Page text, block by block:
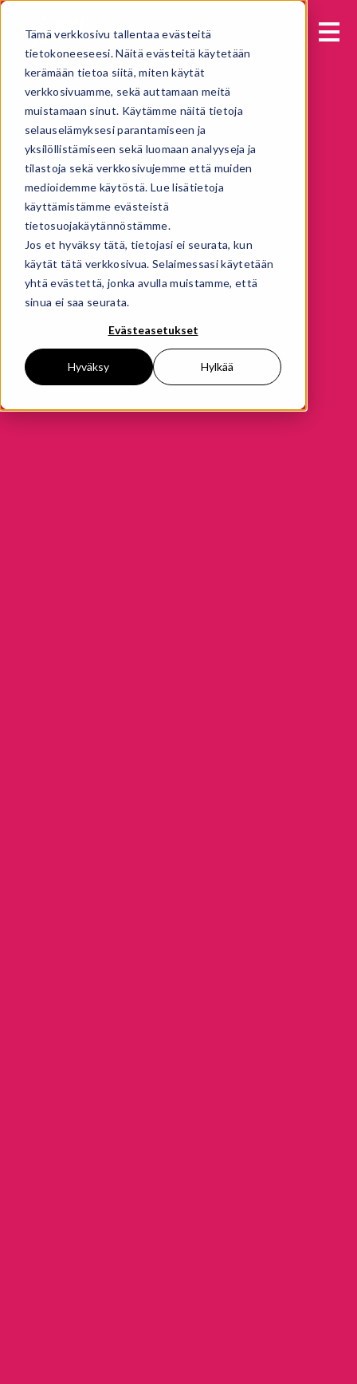
Tämä verkkosivu tallentaa evästeitä
tietokoneeseesi. Näitä evästeitä käytetään
kerämään tietoa siitä, miten käytät
verkkosivuamme, sekä auttamaan meitä
muistamaan sinut. Käytämme näitä tietoja
selauselämyksesi parantamiseen ja
yksilöllistämiseen sekä luomaan analyyseja ja
tilastoja sekä verkkosivujemme että muiden
medioidemme käytöstä. Lue lisätietoja
käyttämistämme evästeistä
tietosuojakäytännöstämme.
Jos et hyväksy tätä, tietojasi ei seurata, kun
käytät tätä verkkosivua. Selaimessasi käytetään
yhtä evästettä, jonka avulla muistamme, että
sinua ei saa seurata.
Evästeasetukset
Hyväksy Hylkää